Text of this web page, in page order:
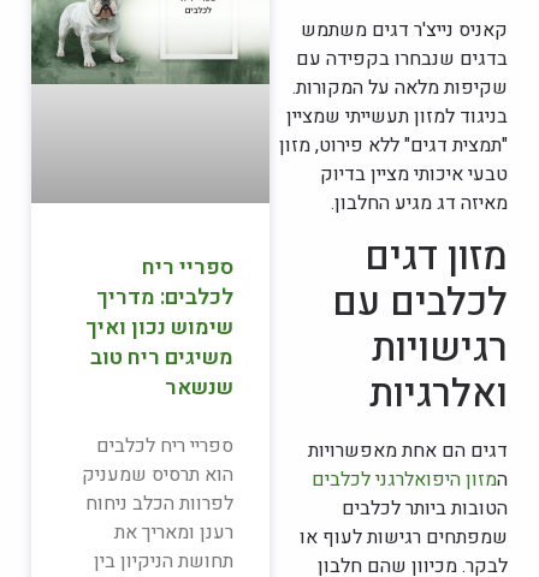
קאניס נייצ'ר דגים משתמש
בדגים שנבחרו בקפידה עם
שקיפות מלאה על המקורות.
בניגוד למזון תעשייתי שמציין
"תמצית דגים" ללא פירוט, מזון
טבעי איכותי מציין בדיוק
מאיזה דג מגיע החלבון.
מזון דגים
לכלבים עם
רגישויות
ואלרגיות
דגים הם אחת מאפשרויות
המזון היפואלרגני לכלבים
הטובות ביותר לכלבים
שמפתחים רגישות לעוף או
לבקר. מכיוון שהם חלבון
ספריי ריח
לכלבים: מדריך
שימוש נכון ואיך
משיגים ריח טוב
שנשאר
ספריי ריח לכלבים
הוא תרסיס שמעניק
לפרוות הכלב ניחוח
רענן ומאריך את
תחושת הניקיון בין